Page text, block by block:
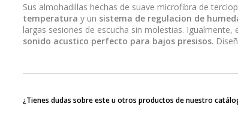
Sus almohadillas hechas de suave microfibra de
temperatura y un sistema de regulacion de
largas sesiones de escucha sin molestias.
sonido acustico perfecto para bajos presisos.
¿Tienes dudas sobre este u otros productos de nuestro